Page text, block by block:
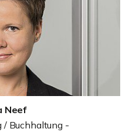
Neef
/ Buchhaltung -